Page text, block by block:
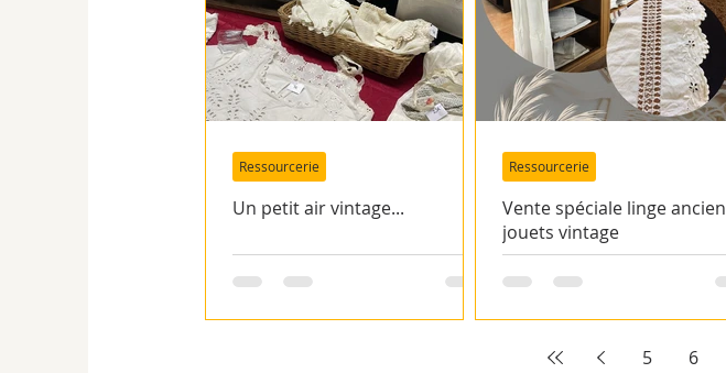
Un petit air vintage...
Ressourcerie
Vente spéciale linge ancien
jouets vintage
Ressourcerie
5 6